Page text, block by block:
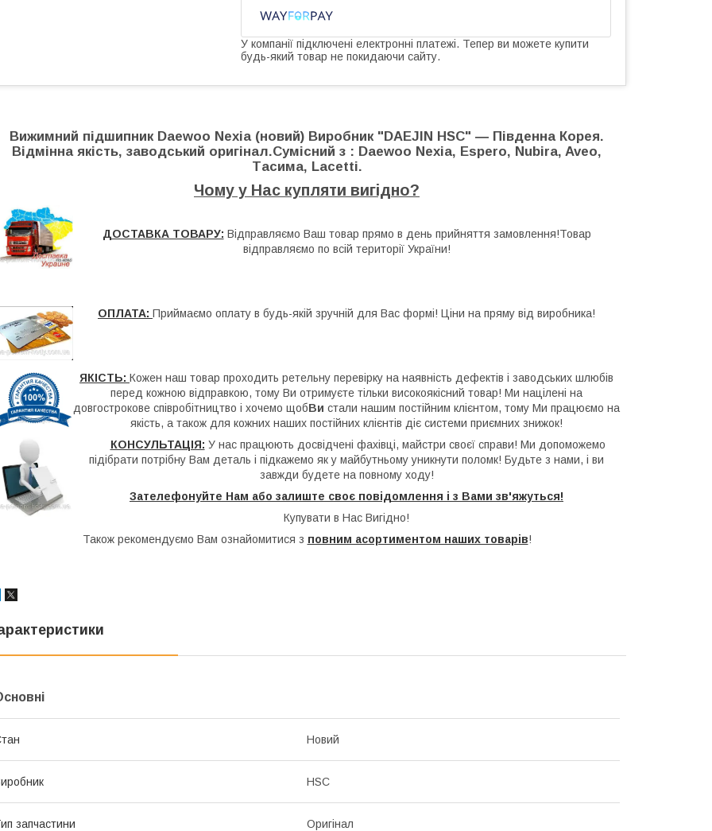
У компанії підключені електронні платежі. Тепер ви можете купити
будь-який товар не покидаючи сайту.
Вижимний підшипник Daewoo Nexia (новий) Виробник "DAEJIN HSC" ― Південна Корея.
Відмінна якість, заводський оригінал.Сумісний з : Daewoo Nexia, Espero, Nubira, Aveo,
Тасима, Lacetti.
Чому у Нас купляти вигідно?
ДОСТАВКА ТОВАРУ: Відправляємо Ваш товар прямо в день прийняття замовлення!Товар
відправляємо по всій території України!
ОПЛАТА: Приймаємо оплату в будь-якій зручній для Вас формі! Ціни на пряму від виробника!
ЯКІСТЬ: Кожен наш товар проходить ретельну перевірку на наявність дефектів і заводських шлюбів
перед кожною відправкою, тому Ви отримуєте тільки високоякісний товар! Ми націлені на
довгострокове співробітництво і хочемо щобВи стали нашим постійним клієнтом, тому Ми працюємо на
якість, а також для кожних наших постійних клієнтів діє системи приємних знижок!
КОНСУЛЬТАЦІЯ: У нас працюють досвідчені фахівці, майстри своєї справи! Ми допоможемо
підібрати потрібну Вам деталь і підкажемо як у майбутньому уникнути поломк! Будьте з нами, і ви
завжди будете на повному ходу!
Зателефонуйте Нам або залиште своє повідомлення і з Вами зв'яжуться!
Купувати в Нас Вигідно!
Також рекомендуємо Вам ознайомитися з повним асортиментом наших товарів!
Новий
HSC
запчастини Оригінал